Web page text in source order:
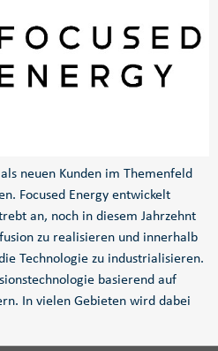
neuen Kunden im Themenfeld
Focused Energy entwickelt
an, noch in diesem Jahrzehnt
zu realisieren und innerhalb
Technologie zu industrialisieren.
basierend auf
In vielen Gebieten wird dabei